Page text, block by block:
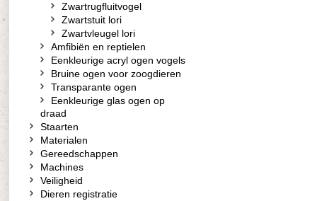
Zwartrugfluitvogel
Zwartstuit lori
Zwartvleugel lori
Amfibiën en reptielen
Eenkleurige acryl ogen vogels
Bruine ogen voor zoogdieren
Transparante ogen
Eenkleurige glas ogen op
draad
Staarten
Materialen
Gereedschappen
Machines
Veiligheid
Dieren registratie